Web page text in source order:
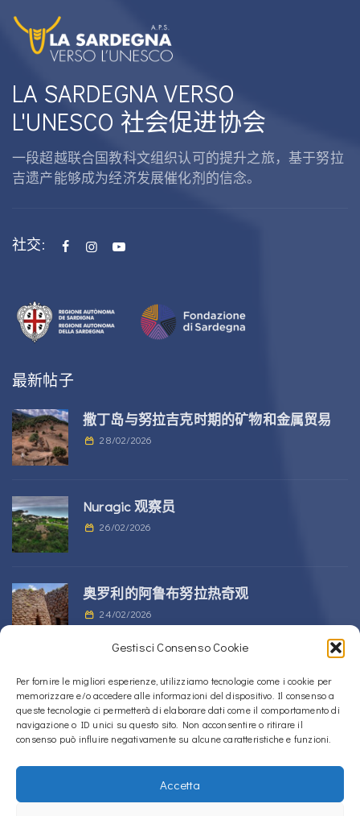
Gestisci Consenso Cookie
Per fornire le migliori esperienze, utilizziamo tecnologie come i cookie per
memorizzare e/o accedere alle informazioni del dispositivo. Il consenso a
queste tecnologie ci permetterà di elaborare dati come il comportamento di
navigazione o ID unici su questo sito. Non acconsentire o ritirare il
consenso può influire negativamente su alcune caratteristiche e funzioni.
Accetta
LA SARDEGNA VERSO
L'UNESCO 社会促进协会
一段超越联合国教科文组织认可的提升之旅，基于努拉
吉遗产能够成为经济发展催化剂的信念。
社交:
最新帖子
撒丁岛与努拉吉克时期的矿物和金属贸易
28/02/2026
Nuragic 观察员
26/02/2026
奥罗利的阿鲁布努拉热奇观
24/02/2026
位于 Alà dei Sardi 的 Sos Nurattolos
Nuragic 建筑群
23/02/2026
Copyright © 2020 – 2026La Sardegna verso l'Unesco